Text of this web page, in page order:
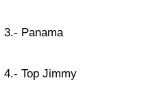
3.- Panama
4.- Top Jimmy